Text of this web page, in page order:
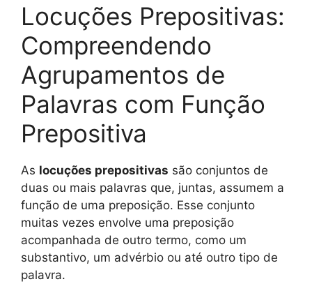
Locuções Prepositivas:
Compreendendo
Agrupamentos de
Palavras com Função
Prepositiva
As locuções prepositivas são conjuntos de
duas ou mais palavras que, juntas, assumem a
função de uma preposição. Esse conjunto
muitas vezes envolve uma preposição
acompanhada de outro termo, como um
substantivo, um advérbio ou até outro tipo de
palavra.